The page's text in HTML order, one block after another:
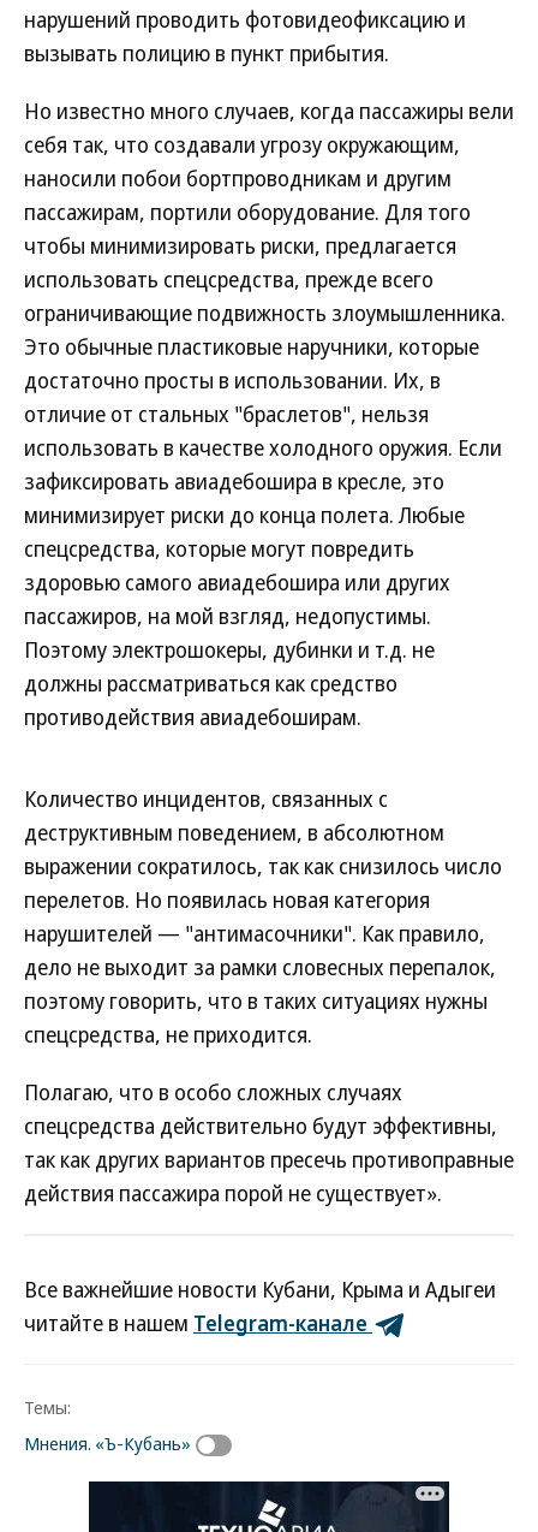
нарушений проводить фотовидеофиксацию и
вызывать полицию в пункт прибытия.
Но известно много случаев, когда пассажиры вели
себя так, что создавали угрозу окружающим,
наносили побои бортпроводникам и другим
пассажирам, портили оборудование. Для того
чтобы минимизировать риски, предлагается
использовать спецсредства, прежде всего
ограничивающие подвижность злоумышленника.
Это обычные пластиковые наручники, которые
достаточно просты в использовании. Их, в
отличие от стальных "браслетов", нельзя
использовать в качестве холодного оружия. Если
зафиксировать авиадебошира в кресле, это
минимизирует риски до конца полета. Любые
спецсредства, которые могут повредить
здоровью самого авиадебошира или других
пассажиров, на мой взгляд, недопустимы.
Поэтому электрошокеры, дубинки и т.д. не
должны рассматриваться как средство
противодействия авиадебоширам.
Количество инцидентов, связанных с
деструктивным поведением, в абсолютном
выражении сократилось, так как снизилось число
перелетов. Но появилась новая категория
нарушителей — "антимасочники". Как правило,
дело не выходит за рамки словесных перепалок,
поэтому говорить, что в таких ситуациях нужны
спецсредства, не приходится.
Полагаю, что в особо сложных случаях
спецсредства действительно будут эффективны,
так как других вариантов пресечь противоправные
действия пассажира порой не существует».
Все важнейшие новости Кубани, Крыма и Адыгеи
читайте в нашем Telegram-канале
Темы:
Мнения. «Ъ-Кубань»